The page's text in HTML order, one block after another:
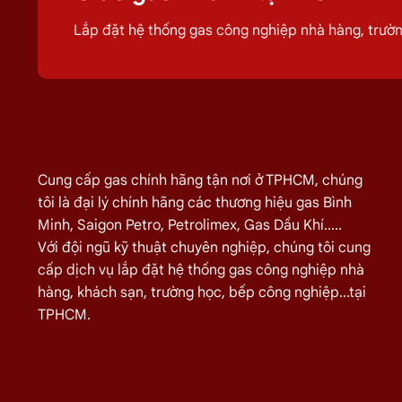
trình sử dụng
Giá Đổi Gas Tận Nơi Tại
Miễn phí giao hàng và lắp đặt tận nơi
TÊN SẢN PHẨM
Bình Gas Petro VietNam 6kg màu đỏ
Bình Gas ELF 6,5kg Màu Đỏ
Bình gas Pacific Petro 12kg màu Xám
Lắp đặt hệ thống gas công nghiệp nhà hàng,
Cung cấp gas chính hãng tận nơi ở TPHCM, chúng
tôi là đại lý chính hãng các thương hiệu gas Bình
Minh, Saigon Petro, Petrolimex, Gas Dầu Khí.....
Với đội ngũ kỹ thuật chuyên nghiệp, chúng tôi cung
cấp dịch vụ lắp đặt hệ thống gas công nghiệp nhà
hàng, khách sạn, trường học, bếp công nghiệp...tại
TPHCM.